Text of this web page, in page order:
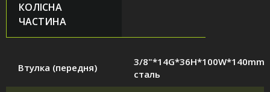
КОЛІСНА
ЧАСТИНА
Втулка (передня)
3/8"*14G*36H*100W*140mm,
сталь